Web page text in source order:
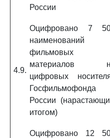
России
4.9.
Оцифровано 7
наименований
фильмовых
материалов
цифровых
Госфильмофонда
России
итогом)
Оцифровано 12